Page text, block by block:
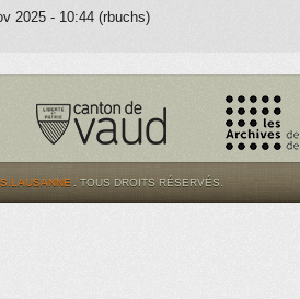
2025 - 10:44 (rbuchs)
. TOUS DROITS RÉSERVÉS.